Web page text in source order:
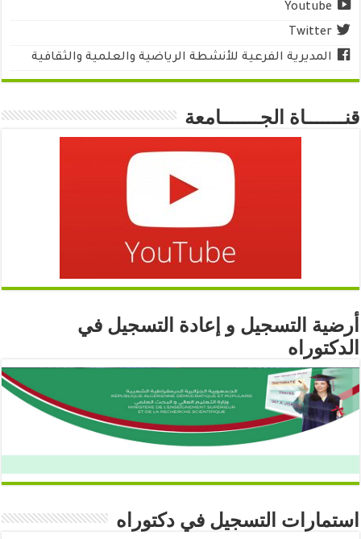
Youtube
Twitter
المديرية الفرعية للأنشطة الرياضية والعلمية والثقافية
قنـــــــاة الجـــــــامعة
أرضية التسجيل و إعادة التسجيل في
الدكتوراه
استمارات التسجيل في دكتوراه